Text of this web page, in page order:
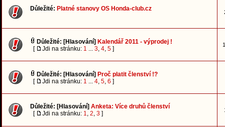
Důležité: Platné stanovy OS Honda-club.cz
Důležité: [Hlasování] Kalendář 2011 - výprodej !
[
Jdi na stránku: 1 ... 3, 4, 5 ]
Důležité: [Hlasování] Proč platit členství !?
[
Jdi na stránku: 1 ... 4, 5, 6 ]
Důležité: [Hlasování] Anketa: Více druhů členství
[
Jdi na stránku: 1, 2, 3 ]